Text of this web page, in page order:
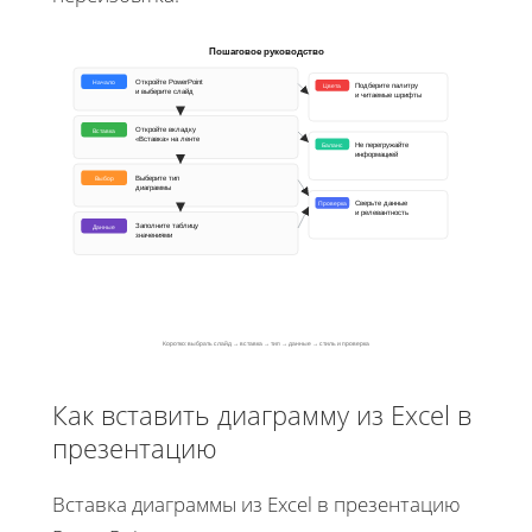
Пошаговое руководство
Начало
Откройте PowerPoint
и выберите слайд
Вставка Откройте вкладку
«Вставка» на ленте
Выбор
Выберите тип
диаграммы
Данные Заполните таблицу
значениями
Цвета
Подберите палитру
и читаемые шрифты
Баланс
Не перегружайте
информацией
Проверка
Сверьте данные
и релевантность
Коротко: выбрать слайд → вставка → тип → данные → стиль и проверка
Как вставить диаграмму из Excel в
презентацию
Вставка диаграммы из Excel в презентацию